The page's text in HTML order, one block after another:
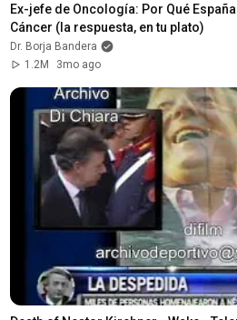
Ex-jefe de Oncología: Por Qué
Cáncer (la respuesta, en tu plato)
Dr. Borja Bandera
1.2M
3mo ago